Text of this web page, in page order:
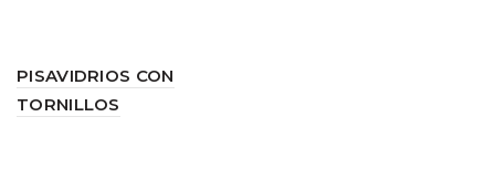
PISAVIDRIOS CON
TORNILLOS